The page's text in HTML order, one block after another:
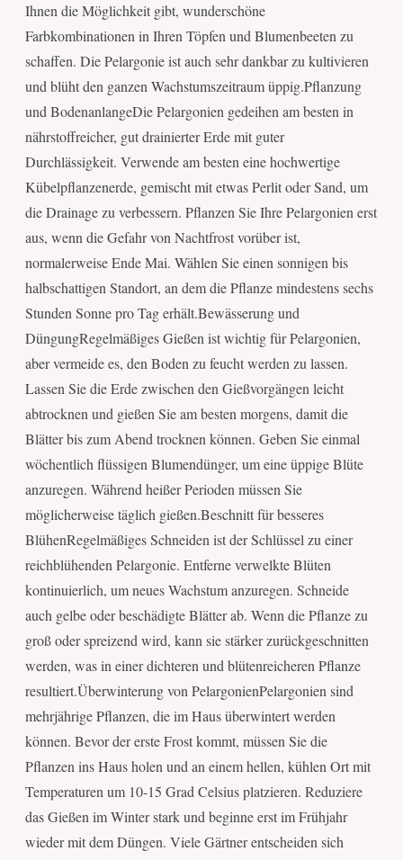
Ihnen die Möglichkeit gibt, wunderschöne
Farbkombinationen in Ihren Töpfen und Blumenbeeten zu
schaffen. Die Pelargonie ist auch sehr dankbar zu kultivieren
und blüht den ganzen Wachstumszeitraum üppig.Pflanzung
und BodenanlangeDie Pelargonien gedeihen am besten in
nährstoffreicher, gut drainierter Erde mit guter
Durchlässigkeit. Verwende am besten eine hochwertige
Kübelpflanzenerde, gemischt mit etwas Perlit oder Sand, um
die Drainage zu verbessern. Pflanzen Sie Ihre Pelargonien erst
aus, wenn die Gefahr von Nachtfrost vorüber ist,
normalerweise Ende Mai. Wählen Sie einen sonnigen bis
halbschattigen Standort, an dem die Pflanze mindestens sechs
Stunden Sonne pro Tag erhält.Bewässerung und
DüngungRegelmäßiges Gießen ist wichtig für Pelargonien,
aber vermeide es, den Boden zu feucht werden zu lassen.
Lassen Sie die Erde zwischen den Gießvorgängen leicht
abtrocknen und gießen Sie am besten morgens, damit die
Blätter bis zum Abend trocknen können. Geben Sie einmal
wöchentlich flüssigen Blumendünger, um eine üppige Blüte
anzuregen. Während heißer Perioden müssen Sie
möglicherweise täglich gießen.Beschnitt für besseres
BlühenRegelmäßiges Schneiden ist der Schlüssel zu einer
reichblühenden Pelargonie. Entferne verwelkte Blüten
kontinuierlich, um neues Wachstum anzuregen. Schneide
auch gelbe oder beschädigte Blätter ab. Wenn die Pflanze zu
groß oder spreizend wird, kann sie stärker zurückgeschnitten
werden, was in einer dichteren und blütenreicheren Pflanze
resultiert.Überwinterung von PelargonienPelargonien sind
mehrjährige Pflanzen, die im Haus überwintert werden
können. Bevor der erste Frost kommt, müssen Sie die
Pflanzen ins Haus holen und an einem hellen, kühlen Ort mit
Temperaturen um 10-15 Grad Celsius platzieren. Reduziere
das Gießen im Winter stark und beginne erst im Frühjahr
wieder mit dem Düngen. Viele Gärtner entscheiden sich